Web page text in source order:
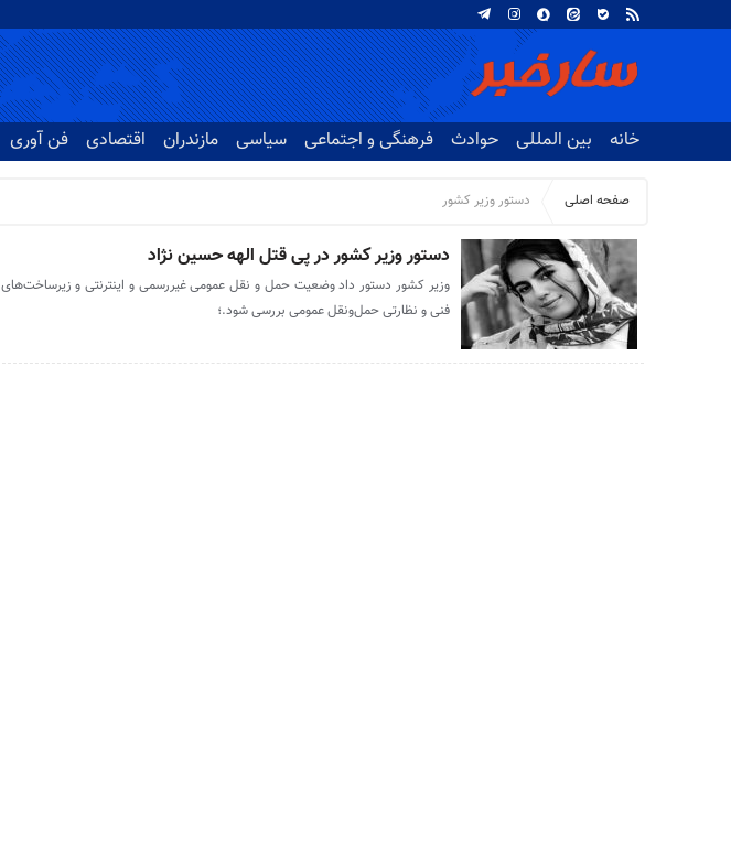
خانه بین المللی حوادث فرهنگی و اجتماعی سیاسی مازندران اقتصادی فن آوری
صفحه اصلی دستور وزیر کشور
دستور وزیر کشور در پی قتل الهه حسین نژاد
وزیر کشور دستور داد وضعیت حمل و نقل عمومی غیررسمی و اینترنتی و زیرساخت‌های
فنی و نظارتی حمل‌ونقل عمومی بررسی شود.؛